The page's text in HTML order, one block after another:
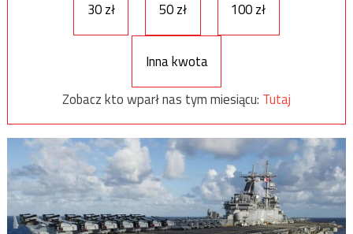
30 zł 50 zł 100 zł
Inna kwota
Zobacz kto wparł nas tym miesiącu: Tutaj